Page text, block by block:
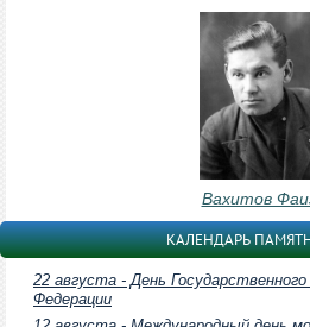
Вахитов
КАЛЕНДАРЬ
22 августа - День
Федерации